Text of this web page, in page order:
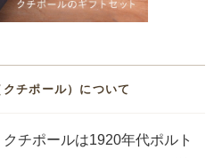
チポール）について
チポールは1920年代ポルト